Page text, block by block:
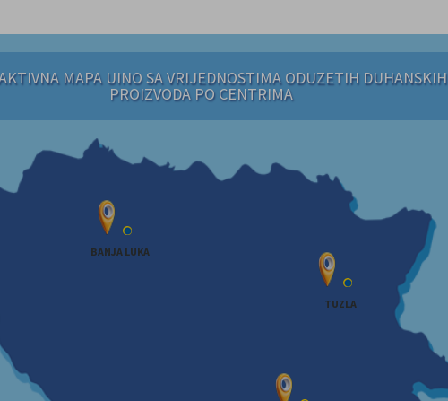
MAPA UINO SA VRIJEDNOSTIMA ODUZETIH DUHANSKIH
PROIZVODA PO CENTRIMA
BANJA LUKA
TUZLA